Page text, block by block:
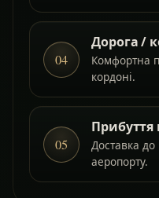
04
Дорога /
Комфортна
кордоні.
05
Доставка
аеропорту.